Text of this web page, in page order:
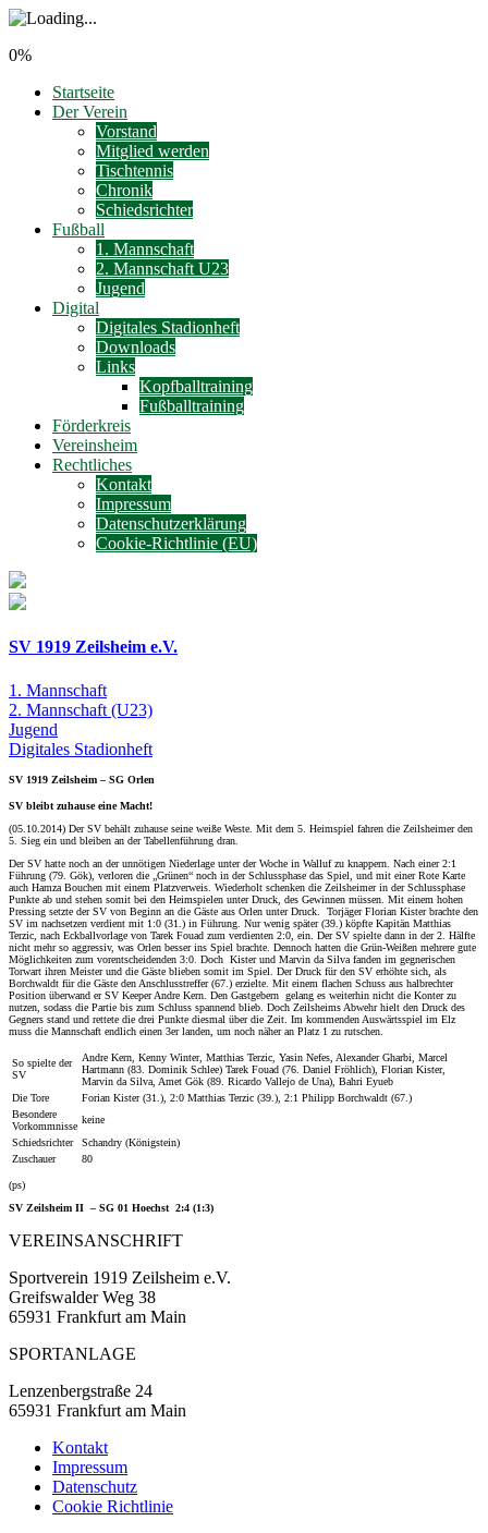
0%
Startseite
Der Verein
Vorstand
Mitglied werden
Tischtennis
Chronik
Schiedsrichter
Fußball
1. Mannschaft
2. Mannschaft U23
Jugend
Digital
Digitales Stadionheft
Downloads
Links
Kopfballtraining
Fußballtraining
Förderkreis
Vereinsheim
Rechtliches
Kontakt
Impressum
Datenschutzerklärung
Cookie-Richtlinie (EU)
SV 1919 Zeilsheim e.V.
1. Mannschaft
2. Mannschaft (U23)
Jugend
Digitales Stadionheft
SV 1919 Zeilsheim – SG Orlen
SV bleibt zuhause eine Macht!
(05.10.2014) Der SV behält zuhause seine weiße Weste. Mit dem 5. Heimspiel fahren die Zeilsheimer den
5. Sieg ein und bleiben an der Tabellenführung dran.
Der SV hatte noch an der unnötigen Niederlage unter der Woche in Walluf zu knappern. Nach einer 2:1
Führung (79. Gök), verloren die „Grünen“ noch in der Schlussphase das Spiel, und mit einer Rote Karte
auch Hamza Bouchen mit einem Platzverweis. Wiederholt schenken die Zeilsheimer in der Schlussphase
Punkte ab und stehen somit bei den Heimspielen unter Druck, des Gewinnen müssen. Mit einem hohen
Pressing setzte der SV von Beginn an die Gäste aus Orlen unter Druck. Torjäger Florian Kister brachte den
SV im nachsetzen verdient mit 1:0 (31.) in Führung. Nur wenig später (39.) köpfte Kapitän Matthias
Terzic, nach Eckballvorlage von Tarek Fouad zum verdienten 2:0, ein. Der SV spielte dann in der 2. Hälfte
nicht mehr so aggressiv, was Orlen besser ins Spiel brachte. Dennoch hatten die Grün-Weißen mehrere gute
Möglichkeiten zum vorentscheidenden 3:0. Doch Kister und Marvin da Silva fanden im gegnerischen
Torwart ihren Meister und die Gäste blieben somit im Spiel. Der Druck für den SV erhöhte sich, als
Borchwaldt für die Gäste den Anschlusstreffer (67.) erzielte. Mit einem flachen Schuss aus halbrechter
Position überwand er SV Keeper Andre Kern. Den Gastgebern gelang es weiterhin nicht die Konter zu
nutzen, sodass die Partie bis zum Schluss spannend blieb. Doch Zeilsheims Abwehr hielt den Druck des
Gegners stand und rettete die drei Punkte diesmal über die Zeit. Im kommenden Auswärtsspiel im Elz
muss die Mannschaft endlich einen 3er landen, um noch näher an Platz 1 zu rutschen.
So spielte der
SV
Andre Kern, Kenny Winter, Matthias Terzic, Yasin Nefes, Alexander Gharbi, Marcel
Hartmann (83. Dominik Schlee) Tarek Fouad (76. Daniel Fröhlich), Florian Kister,
Marvin da Silva, Amet Gök (89. Ricardo Vallejo de Una), Bahri Eyueb
Die Tore
Forian Kister (31.), 2:0 Matthias Terzic (39.), 2:1 Philipp Borchwaldt (67.)
Besondere
Vorkommnisse
keine
Schiedsrichter
Schandry (Königstein)
Zuschauer
80
(ps)
SV Zeilsheim II – SG 01 Hoechst 2:4 (1:3)
VEREINSANSCHRIFT
Sportverein 1919 Zeilsheim e.V.
Greifswalder Weg 38
65931 Frankfurt am Main
SPORTANLAGE
Lenzenbergstraße 24
65931 Frankfurt am Main
Kontakt
Impressum
Datenschutz
Cookie Richtlinie